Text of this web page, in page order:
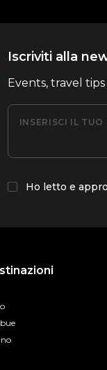
Iscriviti alla
Events, travel
INSERISCI IL TUO
Ho letto e